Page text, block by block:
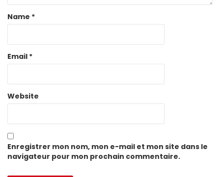
Name *
Email *
Website
Enregistrer mon nom, mon e-mail et mon site dans le
navigateur pour mon prochain commentaire.